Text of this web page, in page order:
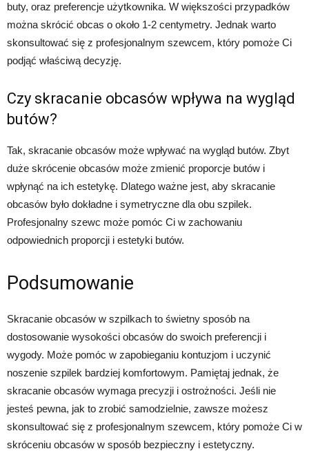
buty, oraz preferencje użytkownika. W większości przypadków
można skrócić obcas o około 1-2 centymetry. Jednak warto
skonsultować się z profesjonalnym szewcem, który pomoże Ci
podjąć właściwą decyzję.
Czy skracanie obcasów wpływa na wygląd
butów?
Tak, skracanie obcasów może wpływać na wygląd butów. Zbyt
duże skrócenie obcasów może zmienić proporcje butów i
wpłynąć na ich estetykę. Dlatego ważne jest, aby skracanie
obcasów było dokładne i symetryczne dla obu szpilek.
Profesjonalny szewc może pomóc Ci w zachowaniu
odpowiednich proporcji i estetyki butów.
Podsumowanie
Skracanie obcasów w szpilkach to świetny sposób na
dostosowanie wysokości obcasów do swoich preferencji i
wygody. Może pomóc w zapobieganiu kontuzjom i uczynić
noszenie szpilek bardziej komfortowym. Pamiętaj jednak, że
skracanie obcasów wymaga precyzji i ostrożności. Jeśli nie
jesteś pewna, jak to zrobić samodzielnie, zawsze możesz
skonsultować się z profesjonalnym szewcem, który pomoże Ci w
skróceniu obcasów w sposób bezpieczny i estetyczny.